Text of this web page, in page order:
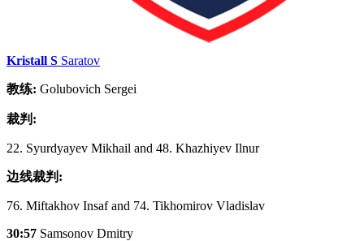
Kristall S Saratov
教练: Golubovich Sergei
裁判:
22. Syurdyayev Mikhail and 48. Khazhiyev Ilnur
边线裁判:
76. Miftakhov Insaf and 74. Tikhomirov Vladislav
30:57 Samsonov Dmitry